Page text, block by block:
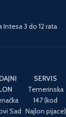
Intesa 3 do 12 rata
Sad
SERVIS
Temerinska
147 (kod
Najlon pijace)